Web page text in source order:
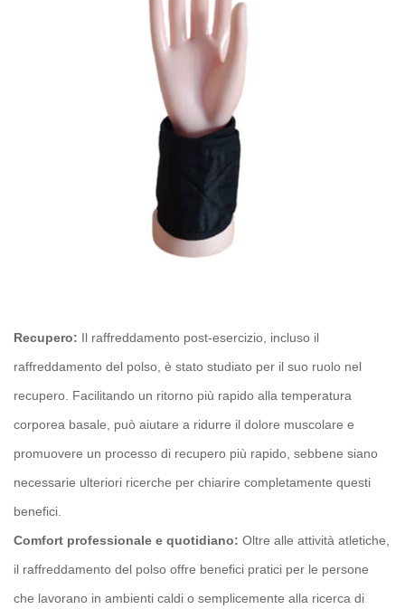
Recupero: Il raffreddamento post-esercizio, incluso il
raffreddamento del polso, è stato studiato per il suo ruolo nel
recupero. Facilitando un ritorno più rapido alla temperatura
corporea basale, può aiutare a ridurre il dolore muscolare e
promuovere un processo di recupero più rapido, sebbene siano
necessarie ulteriori ricerche per chiarire completamente questi
benefici.
Comfort professionale e quotidiano: Oltre alle attività atletiche,
il raffreddamento del polso offre benefici pratici per le persone
che lavorano in ambienti caldi o semplicemente alla ricerca di